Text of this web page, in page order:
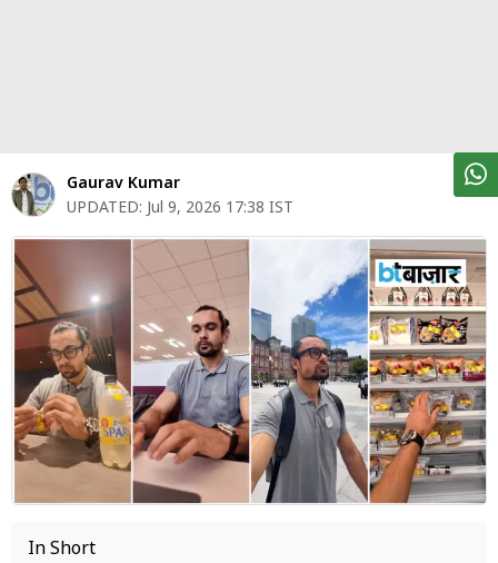
बिजनेस
न्यूज
वीडियो
म्यूचुअल
फंड
Gaurav Kumar
UPDATED: Jul 9, 2026 17:38 IST
In Short